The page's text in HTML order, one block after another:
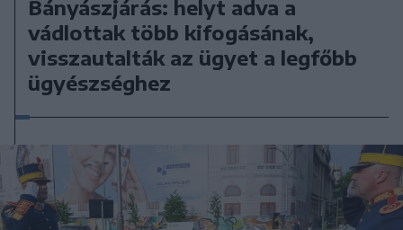
Bányászjárás: helyt adva a
vádlottak több kifogásának,
visszautalták az ügyet a legfőbb
ügyészséghez